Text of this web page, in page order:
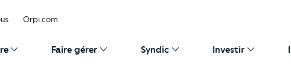
Orpi.com
Faire gérer Syndic Investir